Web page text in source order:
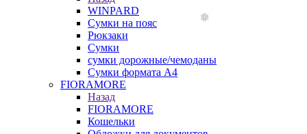
WINPARD
Сумки на пояс
Рюкзаки
Сумки
сумки дорожные/чемоданы
Сумки формата А4
FIORAMORE
Назад
FIORAMORE
Кошельки